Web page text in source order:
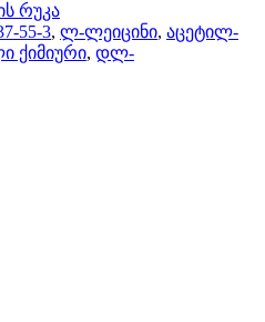
რუკა
55-3, ლ-ლეიცინი, აცეტილ-
ქიმიური, დლ-